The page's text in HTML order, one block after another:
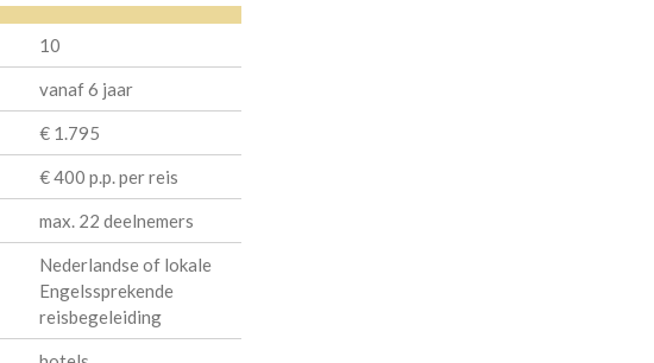
10
vanaf 6 jaar
€ 1.795
€ 400 p.p. per reis
max. 22 deelnemers
Nederlandse of lokale
Engelssprekende
reisbegeleiding